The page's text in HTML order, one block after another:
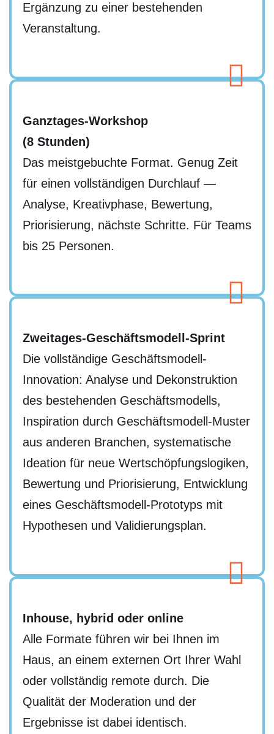
Ergänzung zu einer bestehenden
Veranstaltung.
Ganztages-Workshop
(8 Stunden)
Das meistgebuchte Format. Genug Zeit
für einen vollständigen Durchlauf —
Analyse, Kreativphase, Bewertung,
Priorisierung, nächste Schritte. Für Teams
bis 25 Personen.
Zweitages-Geschäftsmodell-Sprint
Die vollständige Geschäftsmodell-
Innovation: Analyse und Dekonstruktion
des bestehenden Geschäftsmodells,
Inspiration durch Geschäftsmodell-Muster
aus anderen Branchen, systematische
Ideation für neue Wertschöpfungslogiken,
Bewertung und Priorisierung, Entwicklung
eines Geschäftsmodell-Prototyps mit
Hypothesen und Validierungsplan.
Inhouse, hybrid oder online
Alle Formate führen wir bei Ihnen im
Haus, an einem externen Ort Ihrer Wahl
oder vollständig remote durch. Die
Qualität der Moderation und der
Ergebnisse ist dabei identisch.